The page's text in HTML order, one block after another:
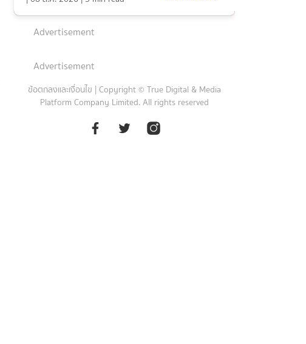
Advertisement
Advertisement
ข้อตกลงและเงื่อนไข | Copyright © True Digital & Media
Platform Company Limited. All rights reserved